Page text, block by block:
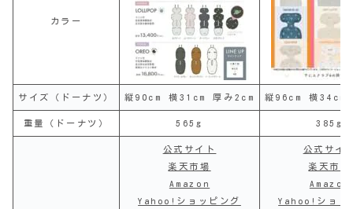
カラー
サイズ（ドーナツ） 縦90cm 横31cm 厚み2cm 縦96cm 横34cm
重量（ドーナツ） 565g 385g
公式サイト
楽天市場
Amazon
Yahoo!ショッピング
公式サイ
楽天市場
Amazon
Yahoo!ショッ